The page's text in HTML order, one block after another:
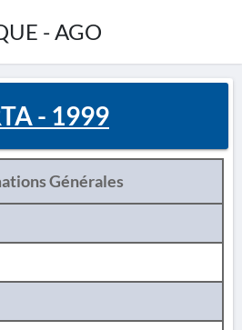
- AGO
- 1999
Générales